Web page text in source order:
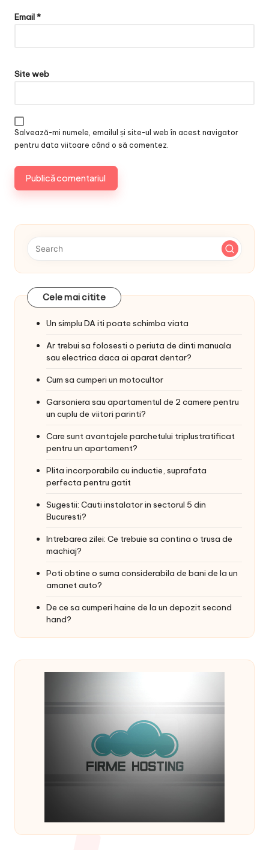
Email*
Site web
Salvează-mi numele, emailul și site-ul web în acest navigator
pentru data viitoare când o să comentez.
Cele mai citite
Un simplu DA iti poate schimba viata
Ar trebui sa folosesti o periuta de dinti manuala
sau electrica daca ai aparat dentar?
Cum sa cumperi un motocultor
Garsoniera sau apartamentul de 2 camere pentru
un cuplu de viitori parinti?
Care sunt avantajele parchetului triplustratificat
pentru un apartament?
Plita incorporabila cu inductie, suprafata
perfecta pentru gatit
Sugestii: Cauti instalator in sectorul 5 din
Bucuresti?
Intrebarea zilei: Ce trebuie sa contina o trusa de
machiaj?
Poti obtine o suma considerabila de bani de la un
amanet auto?
De ce sa cumperi haine de la un depozit second
hand?